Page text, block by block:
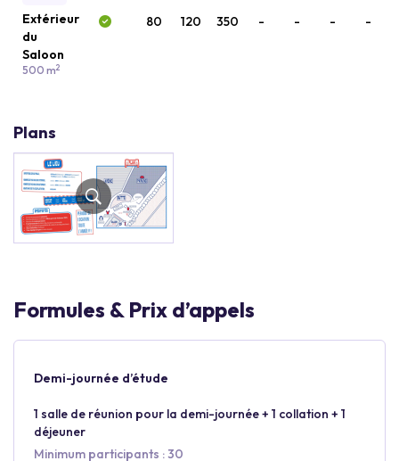
Extérieur
du
Saloon
500 m2
80 120 350 - - - -
Plans
Formules & Prix d’appels
Demi-journée d’étude
1 salle de réunion pour la demi-journée + 1 collation + 1
déjeuner
Minimum participants : 30